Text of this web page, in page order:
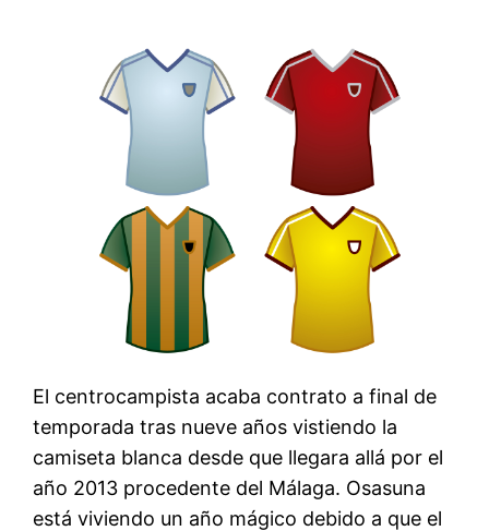
El centrocampista acaba contrato a final de
temporada tras nueve años vistiendo la
camiseta blanca desde que llegara allá por el
año 2013 procedente del Málaga. Osasuna
está viviendo un año mágico debido a que el